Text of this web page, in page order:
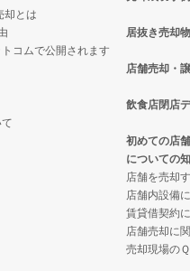
件一覧
一覧
却とは
コムで公開されます
居抜き売却
店舗売却・
飲食店閉店
初めての店
についての
店舗を売却
店舗内設備
賃貸借契約
店舗売却に
売却現場の